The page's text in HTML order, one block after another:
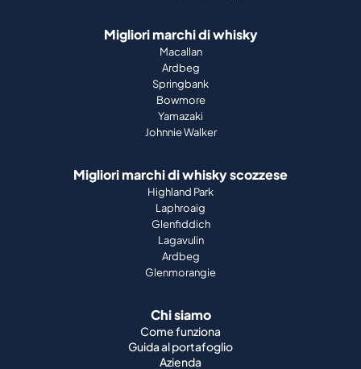
Migliori marchi di whisky
Macallan
Ardbeg
Springbank
Bowmore
Yamazaki
Johnnie Walker
Migliori marchi di whisky scozzese
Highland Park
Laphroaig
Glenfiddich
Lagavulin
Ardbeg
Glenmorangie
Chi siamo
Come funziona
Guida al portafoglio
Azienda